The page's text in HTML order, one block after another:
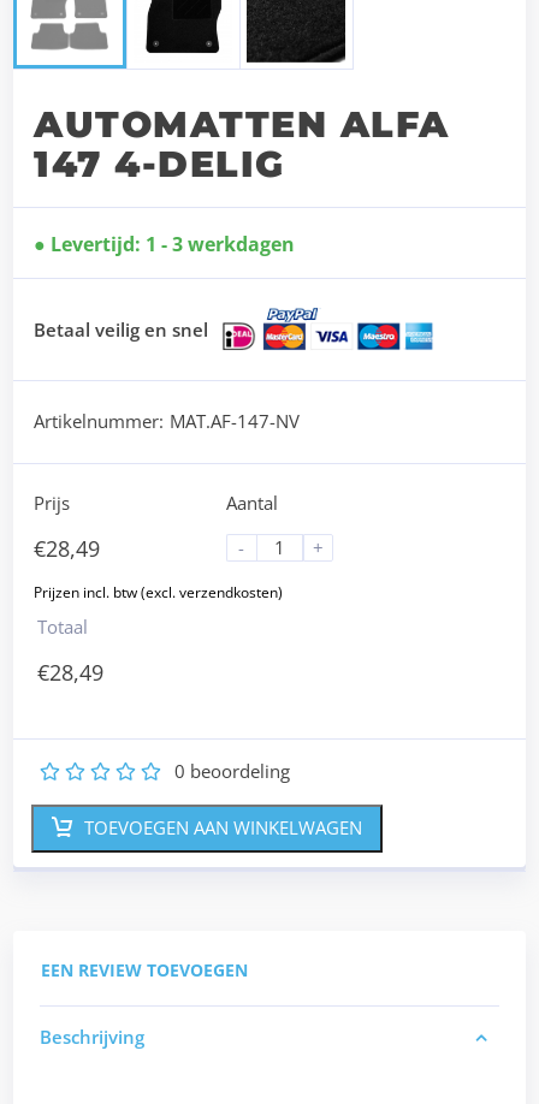
AUTOMATTEN ALFA
147 4-DELIG
Levertijd: 1 - 3 werkdagen
Betaal veilig en snel
Artikelnummer: MAT.AF-147-NV
Prijs
€28,49
Aantal
-
+
Totaal
€28,49
5
4
3
2 0 beoordeling
TOEVOEGEN AAN WINKELWAGEN
EEN REVIEW TOEVOEGEN
Beschrijving